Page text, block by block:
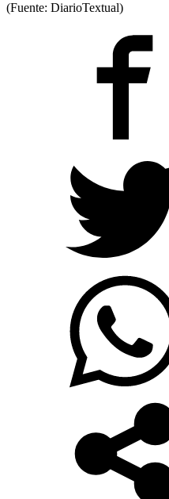
(Fuente: DiarioTextual)